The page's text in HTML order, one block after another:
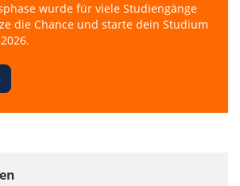
wurde für viele Studiengänge
die Chance und starte dein Studium